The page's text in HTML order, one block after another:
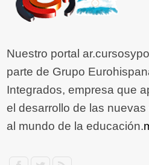
Nuestro portal
parte de Grupo
Integrados, empresa que
el desarrollo de las
al mundo de la educación.